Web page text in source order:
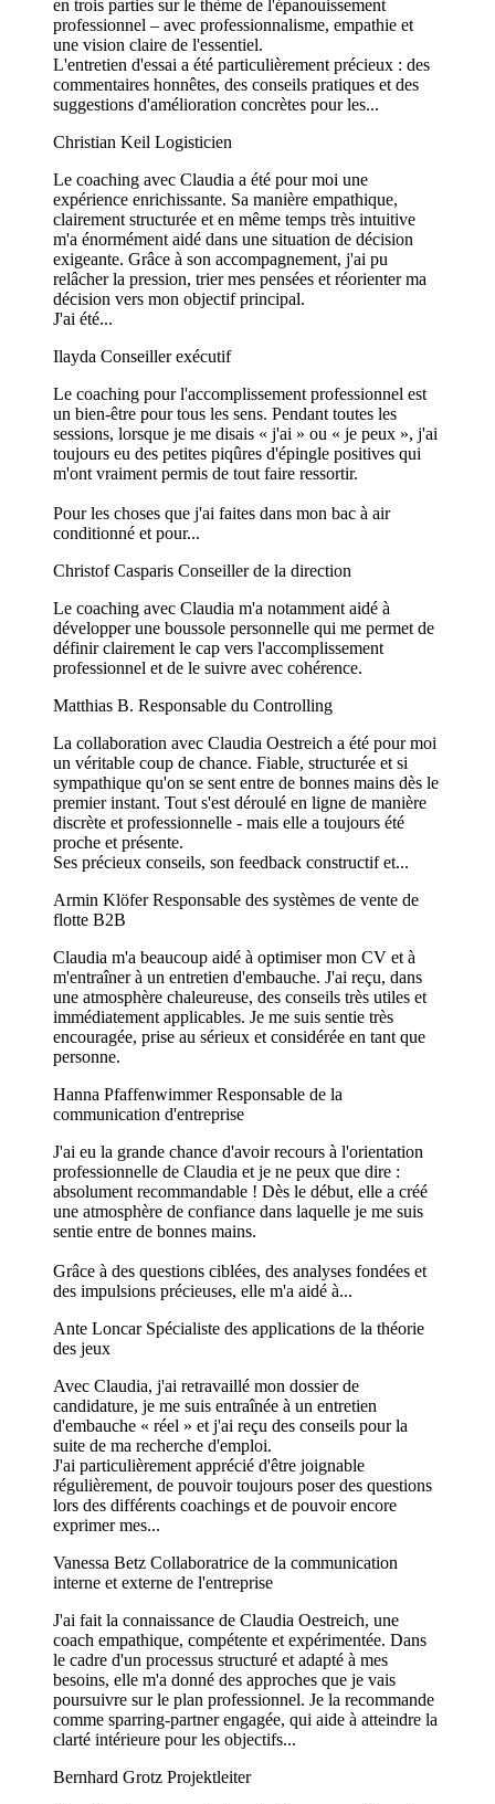
en trois parties sur le thème de l'épanouissement
professionnel – avec professionnalisme, empathie et
une vision claire de l'essentiel.
L'entretien d'essai a été particulièrement précieux : des
commentaires honnêtes, des conseils pratiques et des
suggestions d'amélioration concrètes pour les...
Christian Keil Logisticien
Le coaching avec Claudia a été pour moi une
expérience enrichissante. Sa manière empathique,
clairement structurée et en même temps très intuitive
m'a énormément aidé dans une situation de décision
exigeante. Grâce à son accompagnement, j'ai pu
relâcher la pression, trier mes pensées et réorienter ma
décision vers mon objectif principal.
J'ai été...
Ilayda Conseiller exécutif
Le coaching pour l'accomplissement professionnel est
un bien-être pour tous les sens. Pendant toutes les
sessions, lorsque je me disais « j'ai » ou « je peux », j'ai
toujours eu des petites piqûres d'épingle positives qui
m'ont vraiment permis de tout faire ressortir.
Pour les choses que j'ai faites dans mon bac à air
conditionné et pour...
Christof Casparis Conseiller de la direction
Le coaching avec Claudia m'a notamment aidé à
développer une boussole personnelle qui me permet de
définir clairement le cap vers l'accomplissement
professionnel et de le suivre avec cohérence.
Matthias B. Responsable du Controlling
La collaboration avec Claudia Oestreich a été pour moi
un véritable coup de chance. Fiable, structurée et si
sympathique qu'on se sent entre de bonnes mains dès le
premier instant. Tout s'est déroulé en ligne de manière
discrète et professionnelle - mais elle a toujours été
proche et présente.
Ses précieux conseils, son feedback constructif et...
Armin KlöferResponsable des systèmes de vente de
flotte B2B
Claudia m'a beaucoup aidé à optimiser mon CV et à
m'entraîner à un entretien d'embauche. J'ai reçu, dans
une atmosphère chaleureuse, des conseils très utiles et
immédiatement applicables. Je me suis sentie très
encouragée, prise au sérieux et considérée en tant que
personne.
Hanna PfaffenwimmerResponsable de la
communication d'entreprise
J'ai eu la grande chance d'avoir recours à l'orientation
professionnelle de Claudia et je ne peux que dire :
absolument recommandable ! Dès le début, elle a créé
une atmosphère de confiance dans laquelle je me suis
sentie entre de bonnes mains.
Grâce à des questions ciblées, des analyses fondées et
des impulsions précieuses, elle m'a aidé à...
Ante LoncarSpécialiste des applications de la théorie
des jeux
Avec Claudia, j'ai retravaillé mon dossier de
candidature, je me suis entraînée à un entretien
d'embauche « réel » et j'ai reçu des conseils pour la
suite de ma recherche d'emploi.
J'ai particulièrement apprécié d'être joignable
régulièrement, de pouvoir toujours poser des questions
lors des différents coachings et de pouvoir encore
exprimer mes...
Vanessa Betz Collaboratrice de la communication
interne et externe de l'entreprise
J'ai fait la connaissance de Claudia Oestreich, une
coach empathique, compétente et expérimentée. Dans
le cadre d'un processus structuré et adapté à mes
besoins, elle m'a donné des approches que je vais
poursuivre sur le plan professionnel. Je la recommande
comme sparring-partner engagée, qui aide à atteindre la
clarté intérieure pour les objectifs...
Bernhard Grotz Projektleiter